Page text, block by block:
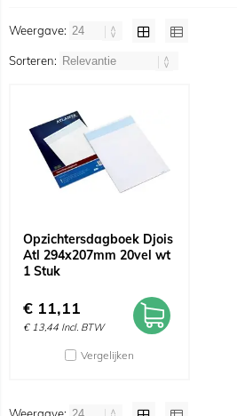
Weergave:
Sorteren:
Opzichtersdagboek Djois
Atl 294x207mm 20vel wt
1 Stuk
€ 11,11
€ 13,44 Incl. BTW
Vergelijken